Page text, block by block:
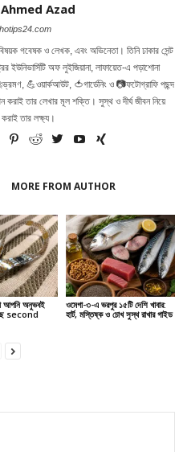
Azad
গবেষক ও লেখক, এবং অভিনেতা। তিনি ঢাকার সেন্ট
অফ লুইজিয়ানা, লাফায়েত-এ পড়াশোনা
💪ওয়ার্কআউট, 🍅গার্ডেনিং ও 📷ফটোগ্রাফি পছন্দ
তার লেখার মূল শক্তি। সুস্থ ও দীর্ঘ জীবন নিয়ে
তার লক্ষ্য।
MORE FROM AUTHOR
আপনি অনুভবই
second
ওমেগা-৩-এ ভরপুর ১৫টি দেশি খাবার:
হার্ট, মস্তিষ্ক ও চোখ সুস্থ রাখার গাইড